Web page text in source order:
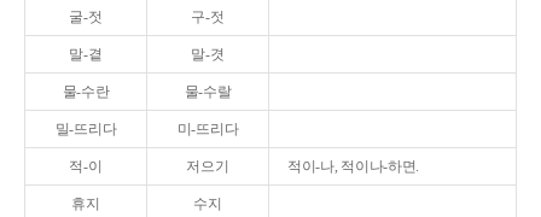
굴-젓 구-젓
말-곁 말-겻
물-수란 물-수랄
밀-뜨리다 미-뜨리다
적-이 저으기 적이-나, 적이나-하면.
휴지 수지